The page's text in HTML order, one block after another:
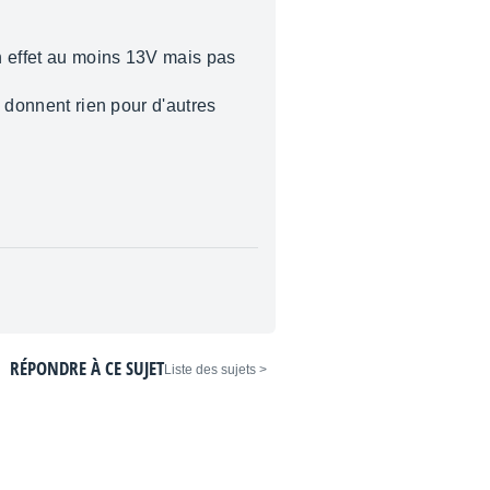
au moins 13V mais pas
rien pour d'autres
< Liste des sujets
RÉPONDRE À CE SUJET